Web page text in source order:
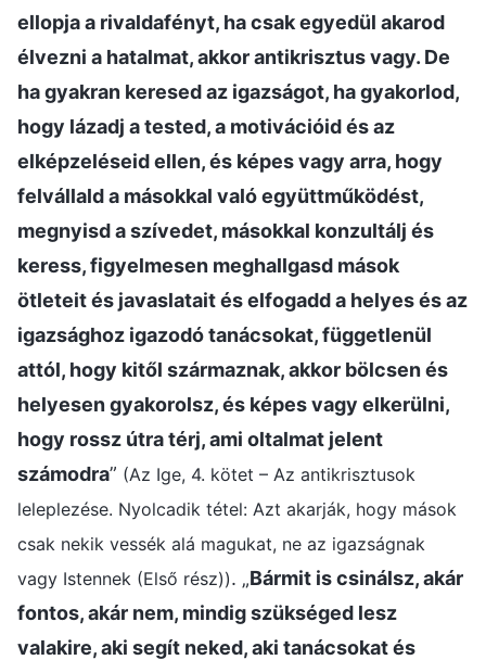
ellopja a rivaldafényt, ha csak egyedül akarod
élvezni a hatalmat, akkor antikrisztus vagy. De
ha gyakran keresed az igazságot, ha gyakorlod,
hogy lázadj a tested, a motivációid és az
elképzeléseid ellen, és képes vagy arra, hogy
felvállald a másokkal való együttműködést,
megnyisd a szívedet, másokkal konzultálj és
keress, figyelmesen meghallgasd mások
ötleteit és javaslatait és elfogadd a helyes és az
igazsághoz igazodó tanácsokat, függetlenül
attól, hogy kitől származnak, akkor bölcsen és
helyesen gyakorolsz, és képes vagy elkerülni,
hogy rossz útra térj, ami oltalmat jelent
számodra” (Az Ige, 4. kötet – Az antikrisztusok
leleplezése. Nyolcadik tétel: Azt akarják, hogy mások
csak nekik vessék alá magukat, ne az igazságnak
vagy Istennek (Első rész)). „Bármit is csinálsz, akár
fontos, akár nem, mindig szükséged lesz
valakire, aki segít neked, aki tanácsokat és